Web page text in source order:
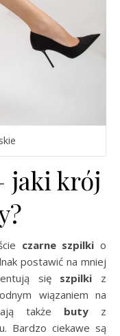
jaki krój
czarne szpilki o
postawić na mniej
się szpilki z
wiązaniem na
także butyz
Bardzo ciekawe są